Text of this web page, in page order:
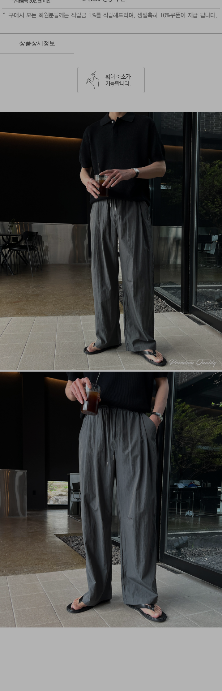
상품상세정보